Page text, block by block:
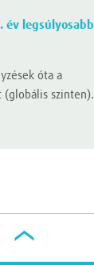
év legsúlyosabb
óta a
(globális szinten).